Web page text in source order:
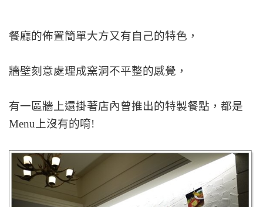
餐廳的佈置簡單大方又有自己的特色，
牆壁刻意處理成窯洞不平整的感覺，
有一區牆上還掛著店內曾推出的特製餐點，都是
Menu上沒有的唷!